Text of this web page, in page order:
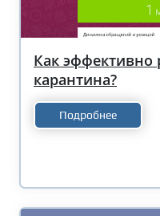
Как эффективно
карантина?
Подробнее